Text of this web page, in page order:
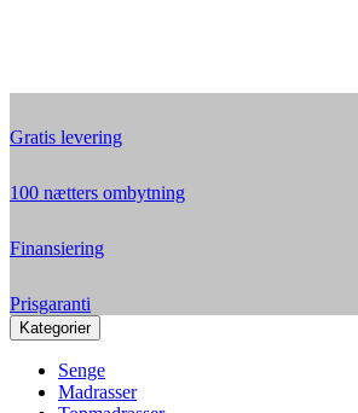
Gratis levering
100 nætters ombytning
Finansiering
Prisgaranti
Kategorier
Senge
Madrasser